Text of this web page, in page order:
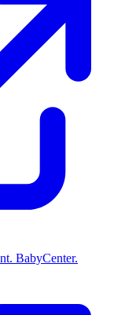
BabyCenter.